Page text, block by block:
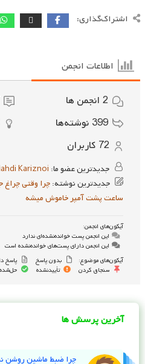
اشتراک‌گذاری:
اطلاعات انجمن
2 انجمن ها
399 نوشته‌ها
72 کاربران
جدیدترین عضو ما: Kariznoi
جدیدترین نوشته:چرا وقتی چراغ
ساعت پشت آمپر خاموش میشه
آیکون‌های انجمن:
این انجمن پست خوانده‌نشده‌ای ندارد
این انجمن دارای پست‌های خوانده‌نشده است
آیکون‌های موضوع:
بدون پاسخ پاسخ
سنجاق کردن
تأییدنشده حل‌شده
آخرین پرسش ها
چرا ضبط ماشین روشن